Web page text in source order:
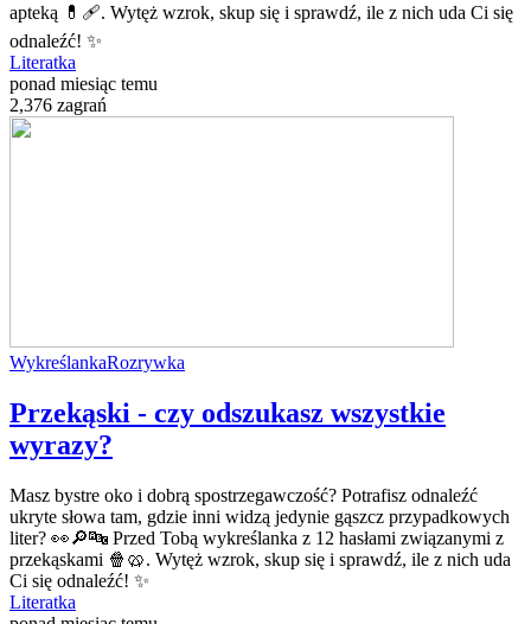
apteką 💊🩹. Wytęż wzrok, skup się i sprawdź, ile z nich uda Ci się
odnaleźć! ✨
Literatka
ponad miesiąc temu
2,376 zagrań
WykreślankaRozrywka
Przekąski - czy odszukasz wszystkie
wyrazy?
Masz bystre oko i dobrą spostrzegawczość? Potrafisz odnaleźć
ukryte słowa tam, gdzie inni widzą jedynie gąszcz przypadkowych
liter? 👀🔎🔤 Przed Tobą wykreślanka z 12 hasłami związanymi z
przekąskami 🍿🥨. Wytęż wzrok, skup się i sprawdź, ile z nich uda
Ci się odnaleźć! ✨
Literatka